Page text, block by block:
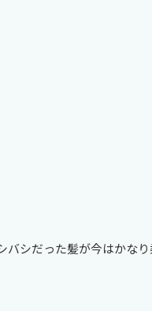
シだった髪が今はかな